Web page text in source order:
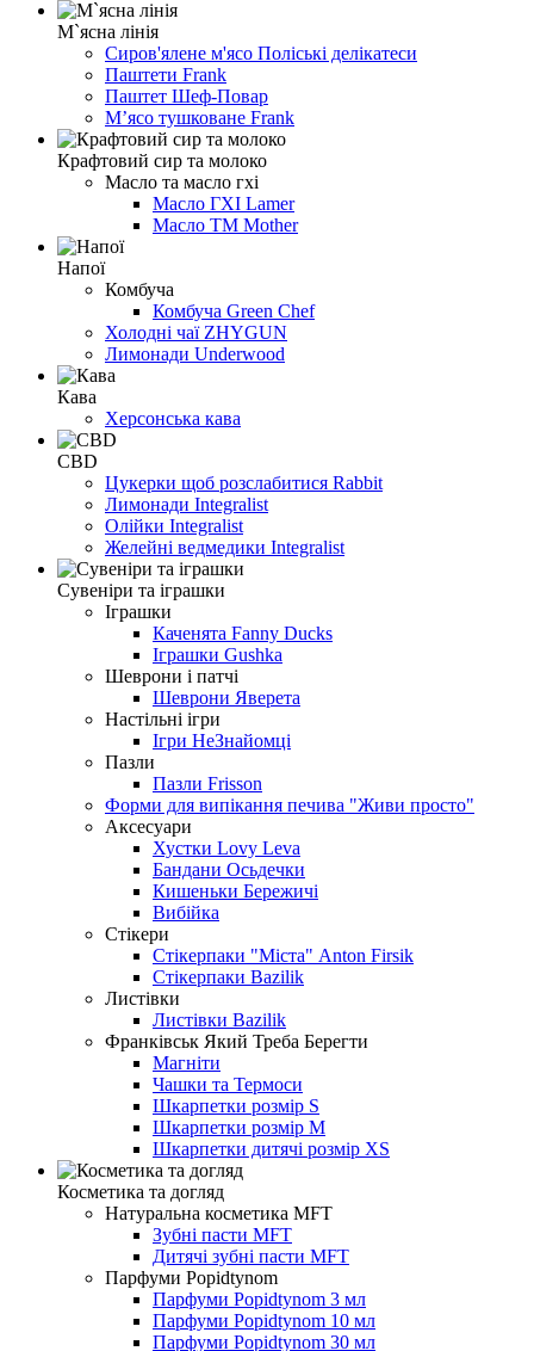
М`ясна лінія
Сиров'ялене м'ясо Поліські делікатеси
Паштети Frank
Паштет Шеф-Повар
Мʼясо тушковане Frank
Крафтовий сир та молоко
Масло та масло гхі
Масло ГХІ Lamer
Масло TM Mother
Напої
Комбуча
Комбуча Green Chef
Холодні чаї ZHYGUN
Лимонади Underwood
Кава
Херсонська кава
СBD
Цукерки щоб розслабитися Rabbit
Лимонади Integralist
Олійки Integralist
Желейні ведмедики Integralist
Сувеніри та іграшки
Іграшки
Каченята Fanny Ducks
Іграшки Gushka
Шеврони і патчі
Шеврони Яверета
Настільні ігри
Ігри НеЗнайомці
Пазли
Пазли Frisson
Форми для випікання печива "Живи просто"
Аксесуари
Хустки Lovy Leva
Бандани Осьдечки
Кишеньки Бережичі
Вибійка
Стікери
Стікерпаки "Міста" Anton Firsik
Стікерпаки Bazilik
Листівки
Листівки Bazilik
Франківськ Який Треба Берегти
Магніти
Чашки та Термоси
Шкарпетки розмір S
Шкарпетки розмір M
Шкарпетки дитячі розмір XS
Косметика та догляд
Натуральна косметика MFT
Зубні пасти MFT
Дитячі зубні пасти MFT
Парфуми Popidtynom
Парфуми Popidtynom 3 мл
Парфуми Popidtynom 10 мл
Парфуми Popidtynom 30 мл